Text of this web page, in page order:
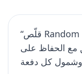
“قلّص Random Group Generator وقت تحضير
مع الحفاظ على